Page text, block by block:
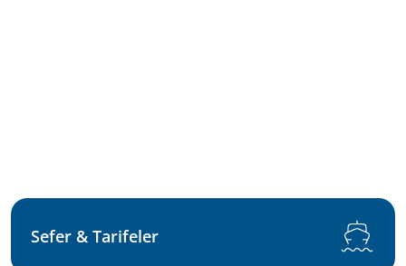
Sefer & Tarifeler